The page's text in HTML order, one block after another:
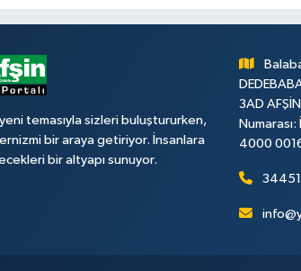
temasıyla sizleri buluştururken,
bir araya getiriyor. İnsanlara
bir altyapı sunuyor.
3AD
4000